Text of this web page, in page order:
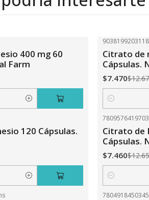
400 mg 60
Farm
9038199203118
Citrato de
Cápsulas.
$7.470
Cantidad
120 Cápsulas.
7809576419703
Citrato de
Cápsulas.
$7.460
Cantidad
7804918450345